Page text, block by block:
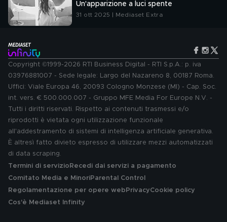
Un'apparizione a luci spente
31 ott 2025 | Mediaset Extra
Copyright ©1999-2026 RTI Business Digital - RTI S.p.A.: p. iva
03976881007 - Sede legale: Largo del Nazareno 8, 00187 Roma.
Uffici: Viale Europa 46, 20093 Cologno Monzese (MI) - Cap. Soc.
int. vers. € 500.000.007 - Gruppo MFE Media For Europe N.V. -
Tutti i diritti riservati. Rispetto ai contenuti trasmessi e/o
riprodotti è vietata ogni utilizzazione funzionale
all'addestramento di sistemi di intelligenza artificiale generativa.
È altresì fatto divieto espresso di utilizzare mezzi automatizzati
di data scraping.
Termini di servizio Recedi dai servizi a pagamento
Comitato Media e MinoriParental Control
Regolamentazione per opere web PrivacyCookie policy
Cos'è Mediaset Infinity